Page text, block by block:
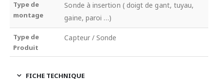
Type de
montage
Sonde à insertion ( doigt de gant, tuyau,
gaine, paroi …)
Type de
Produit
Capteur / Sonde
FICHE TECHNIQUE